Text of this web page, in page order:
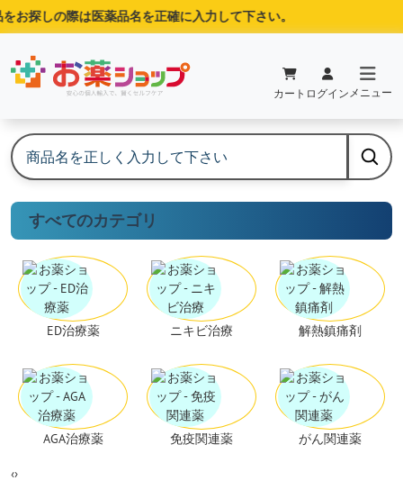
探しの際は医薬品名を正確に入力して下さい。
カート ログイン メニュー
すべてのカテゴリ
ED治療薬
AGA治療薬
ニキビ治療
免疫関連薬
解熱鎮痛剤
がん関連薬
‹›